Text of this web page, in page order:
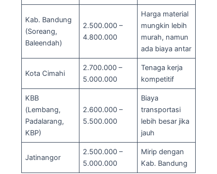
Kab. Bandung
(Soreang,
Baleendah)
2.500.000 –
4.800.000
Harga material
mungkin lebih
murah, namun
ada biaya antar
Kota Cimahi
2.700.000 –
5.000.000
Tenaga kerja
kompetitif
KBB
(Lembang,
Padalarang,
KBP)
2.600.000 –
5.500.000
Biaya
transportasi
lebih besar jika
jauh
Jatinangor
2.500.000 –
5.000.000
Mirip dengan
Kab. Bandung